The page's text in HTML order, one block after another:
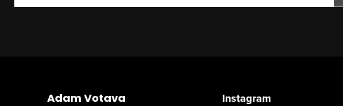
Adam Votava Instagram